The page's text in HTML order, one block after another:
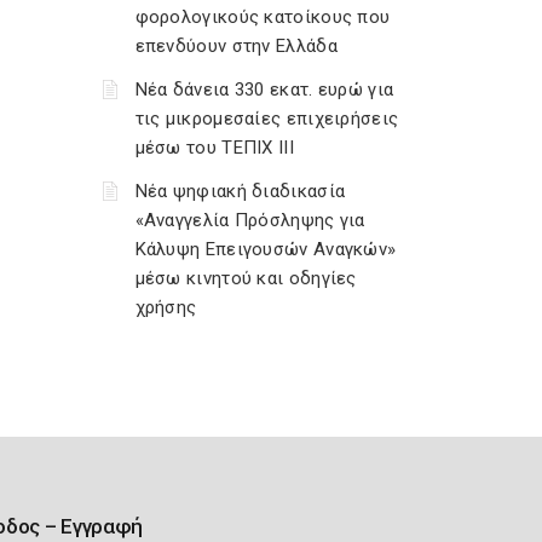
φορολογικούς κατοίκους που
επενδύουν στην Ελλάδα
Νέα δάνεια 330 εκατ. ευρώ για
τις μικρομεσαίες επιχειρήσεις
μέσω του ΤΕΠΙΧ ΙΙΙ
Νέα ψηφιακή διαδικασία
«Αναγγελία Πρόσληψης για
Κάλυψη Επειγουσών Αναγκών»
μέσω κινητού και οδηγίες
χρήσης
– Εγγραφή